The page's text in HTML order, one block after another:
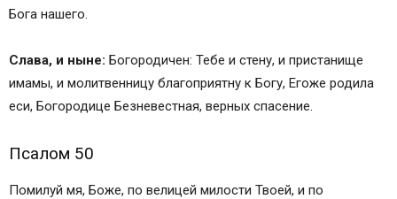
Бога нашего.
Слава, и ныне: Богородичен: Тебе и стену, и пристанище
имамы, и молитвенницу благоприятну к Богу, Егоже родила
еси, Богородице Безневестная, верных спасение.
Псалом 50
Помилуй мя, Боже, по велицей милости Твоей, и по